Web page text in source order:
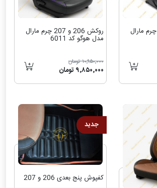
روکش 206 و 207 چرم مارال روکش 206 و 207 چرم مارال
مدل هوگو کد 6011
۱۰٬۹۵۰٬۰۰۰ تومان
۹٬۸۵۰٬۰۰۰ تومان
جدید
کفپوش پنج بعدی 206 و 207